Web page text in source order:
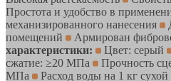
Простота и удобство в
механизированного нанесения
помещений
Армирован
характеристики:
Цвет: серый
сжатие: ≥20 МПа
Прочность
МПа
Расход воды на 1 кг